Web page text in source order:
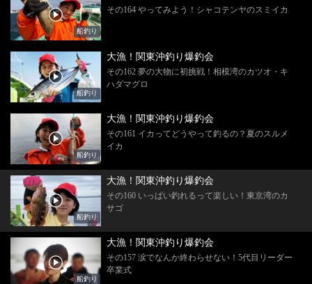
船釣り
その164 やってみよう！シャコテンヤのスミイカ
船釣り
大漁！関東沖釣り爆釣会
その162 夢の大物に初挑戦！相模湾のカツオ・キ
ハダマグロ
船釣り
大漁！関東沖釣り爆釣会
その161 イカってどうやって釣るの？夏のスルメ
イカ
船釣り
大漁！関東沖釣り爆釣会
その160 いっぱい釣れるって楽しい！東京湾のカ
サゴ
船釣り
大漁！関東沖釣り爆釣会
その157 涙でなんか終わらせない！5代目リーダー
卒業式